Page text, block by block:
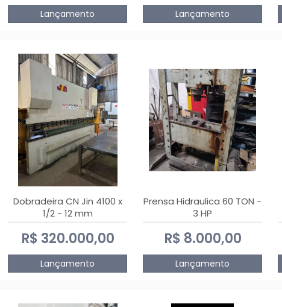
Lançamento Lançamento
Dobradeira CN Jin 4100 x
1/2 - 12 mm
R$ 320.000,00
Lançamento
Prensa Hidraulica 60 TON -
3 HP
R$ 8.000,00
Lançamento